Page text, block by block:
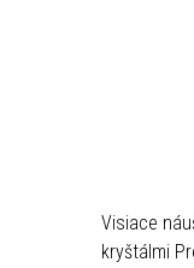
Visiace
kryštálmi